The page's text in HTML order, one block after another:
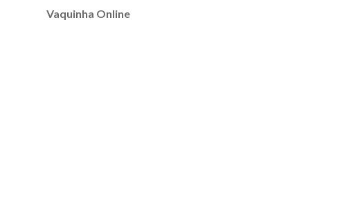
Vaquinha Online